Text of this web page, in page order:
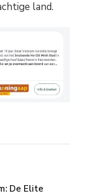
land.
De Elite